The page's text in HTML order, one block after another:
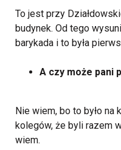
To jest przy
budynek. Od tego
barykada i to była
A czy może pani
Nie wiem, bo to było na
kolegów, że byli razem
wiem.